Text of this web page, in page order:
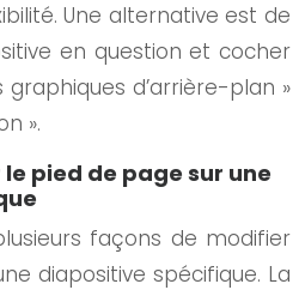
Une alternative est de
en question et cocher
graphiques d’arrière-plan »
».
pied de page sur une
façons de modifier
diapositive spécifique. La